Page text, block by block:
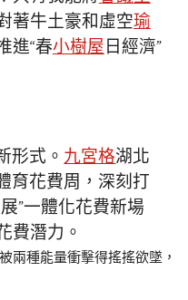
著牛土豪和虛空瑜
進“春小樹屋 日經濟”
形式。九宮格湖北
育花費周，深刻打
”一體化花費新場
費潛力。
兩種能量衝擊得搖搖欲墜，